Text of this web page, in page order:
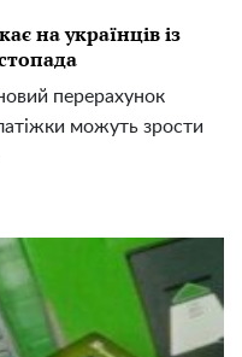
на українців із
перерахунок
можуть зрости